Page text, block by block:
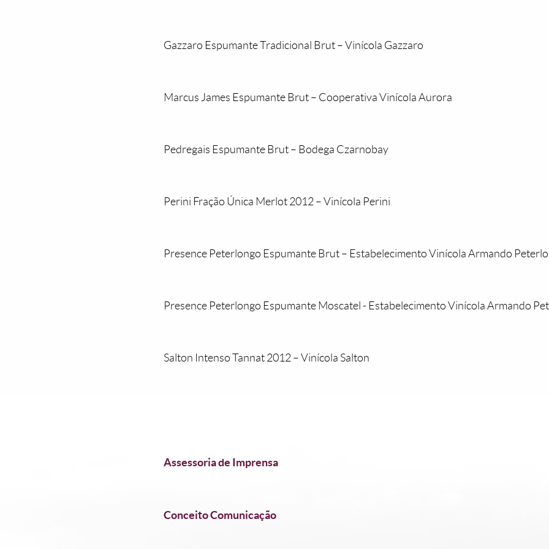
Gazzaro Espumante Tradicional Brut – Vinícola Gazzaro
Marcus James Espumante Brut – Cooperativa Vinícola Aurora
Pedregais Espumante Brut – Bodega Czarnobay
Perini Fração Única Merlot 2012 – Vinícola Perini
Presence Peterlongo Espumante Brut – Estabelecimento Vinícola Armando
Presence Peterlongo Espumante Moscatel - Estabelecimento Vinícola Armando
Salton Intenso Tannat 2012 – Vinícola Salton
Assessoria de Imprensa
Conceito Comunicação